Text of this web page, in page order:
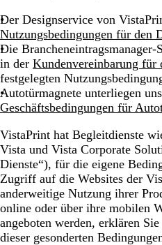
Der Designservice von
Nutzungsbedingungen für den
Die Brancheneintragsmanager-
in der Kundenvereinbarung für
festgelegten
Autotürmagnete unterliegen
Geschäftsbedingungen für
VistaPrint hat Begleitdienste
Vista und Vista Corporate
Dienste“), für die eigene
Zugriff auf die Websites der
anderweitige Nutzung ihrer
online oder über ihre mobilen
angeboten werden, erklären
dieser gesonderten